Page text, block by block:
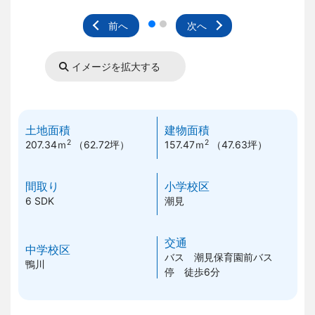
前へ 次へ
イメージを拡大する
土地面積
207.34ｍ2（62.72坪）
建物面積
157.47ｍ2 （47.63坪）
間取り
6 SDK
小学校区
潮見
中学校区
鴨川
交通
バス 潮見保育園前バス
停 徒歩6分